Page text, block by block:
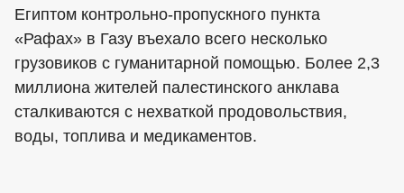
Египтом контрольно-пропускного пункта
«Рафах» в Газу въехало всего несколько
грузовиков с гуманитарной помощью. Более 2,3
миллиона жителей палестинского анклава
сталкиваются с нехваткой продовольствия,
воды, топлива и медикаментов.